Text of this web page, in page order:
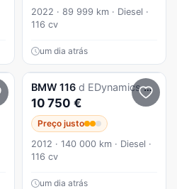
2022 · 89 999 km · Diesel ·
116 cv
um dia atrás
BMW 116 d EDynamics Line Sport
10 750 €
Preço justo
2012 · 140 000 km · Diesel ·
116 cv
um dia atrás